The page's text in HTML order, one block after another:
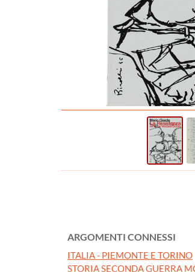
ARGOMENTI CONNESSI
ITALIA - PIEMONTE E TORINO
STORIA SECONDA GUERRA